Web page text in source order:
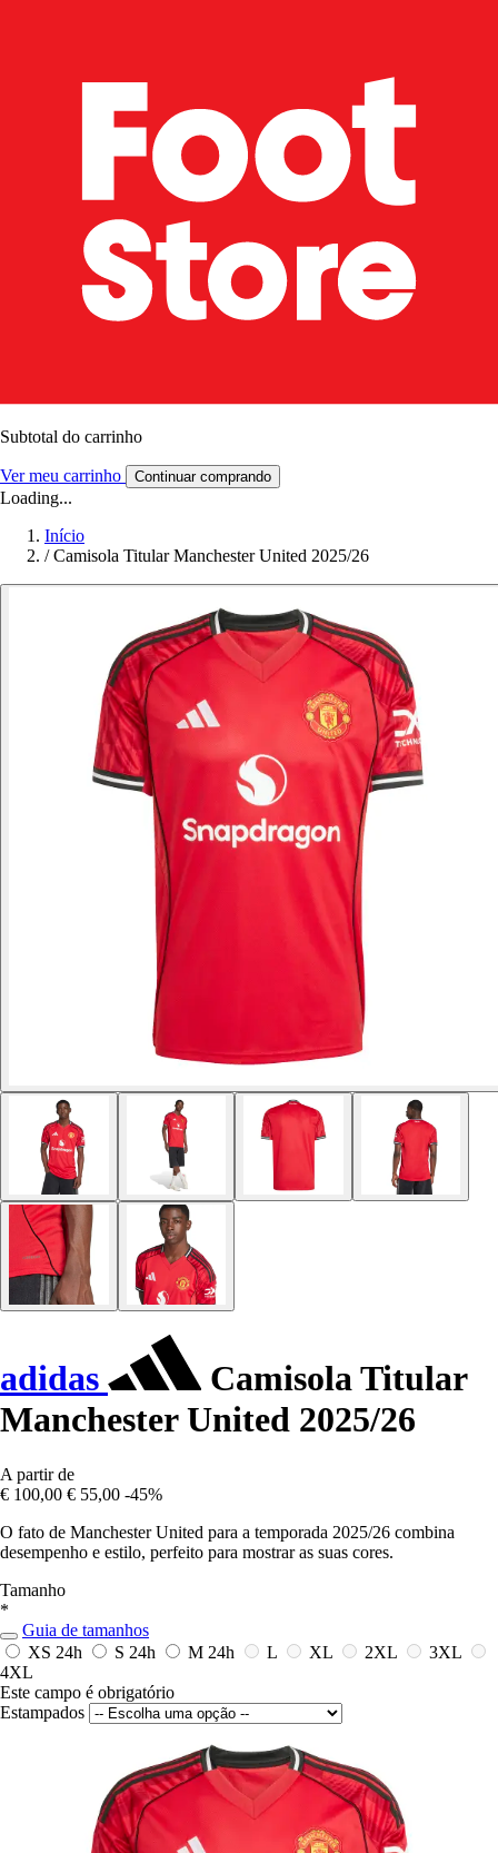
Subtotal do carrinho
Ver meu carrinho Continuar comprando
Loading...
Início
/ Camisola Titular Manchester United 2025/26
adidas
Camisola Titular
Manchester United 2025/26
A partir de
€ 100,00 € 55,00 -45%
O fato de Manchester United para a temporada 2025/26 combina
desempenho e estilo, perfeito para mostrar as suas cores.
Tamanho
*
Guia de tamanhos
XS 24h S 24h M 24h L XL 2XL
3XL
4XL
Este campo é obrigatório
Estampados